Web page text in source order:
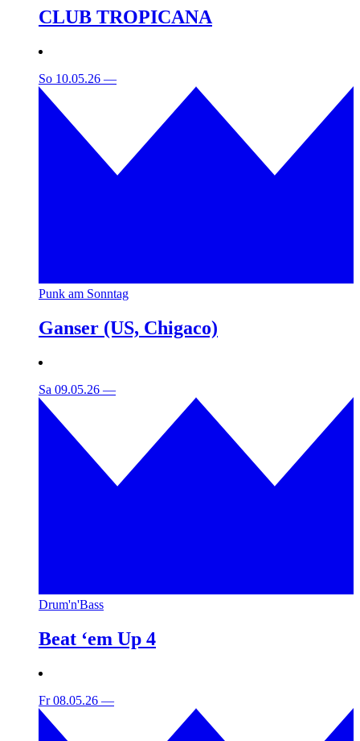
CLUB TROPICANA
So 10.05.26 —
Punk am Sonntag
Ganser (US, Chigaco)
Sa 09.05.26 —
Drum'n'Bass
Beat ‘em Up 4
Fr 08.05.26 —